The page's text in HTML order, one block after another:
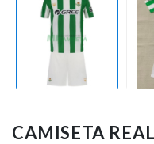
Jugadores
CAMISETA